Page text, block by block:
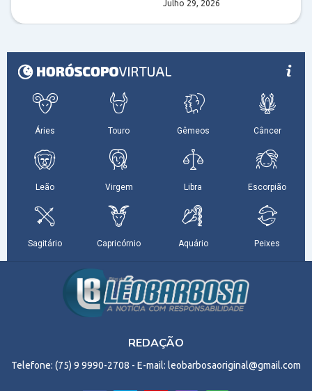
Julho 29, 2026
REDAÇÃO
Telefone: (75) 9 9990-2708 - E-mail: leobarbosaoriginal@gmail.com